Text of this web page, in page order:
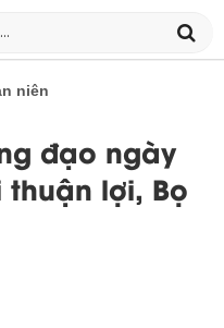
niên
đạo ngày
lợi, Bọ